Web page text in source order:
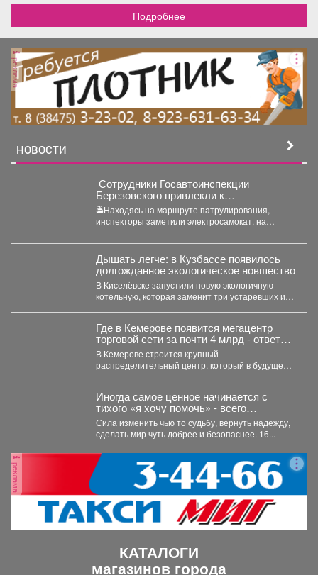
Подробнее
реклама
НОВОСТИ
‍ Сотрудники Госавтоинспекции
Березовского привлекли к
ответственности водителя
электросамоката, который перевозил
ребенка
🚔Находясь на маршруте патрулирования,
инспекторы заметили электросамокат, на
мотошлемов....
Дышать легче: в Кузбассе появилось
долгожданное экологическое новшество
В Киселёвске запустили новую экологичную
котельную, которая заменит три устаревших и
Где в Кемерове появится мегацентр
торговой сети за почти 4 млрд - ответ
властей
В Кемерове строится крупный
распределительный центр, который в будущем
Иногда самое ценное начинается с
тихого «я хочу помочь» - всего
нескольких слов, в которых кроется
настоящая сила.
Сила изменить чью то судьбу, вернуть надежду,
сделать мир чуть добрее и безопаснее. 16...
реклама
КАТАЛОГИ
магазинов города